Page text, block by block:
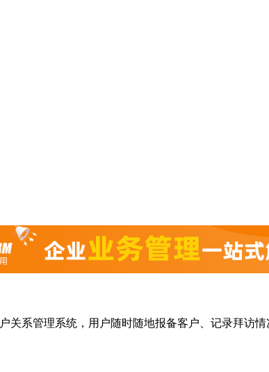
关系管理系统，用户随时随地报备客户、记录拜访